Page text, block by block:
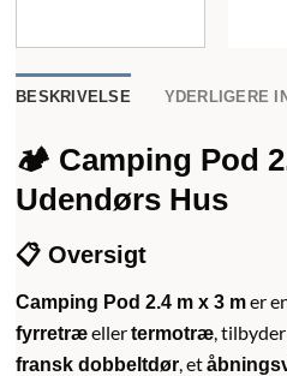
BESKRIVELSE YDERLIGERE
🏕️ Camping Pod
Udendørs Hus
📋 Oversigt
Camping Pod 2.4 m x 3 mer
fyrretræellertermotræ,
fransk dobbeltdør, et